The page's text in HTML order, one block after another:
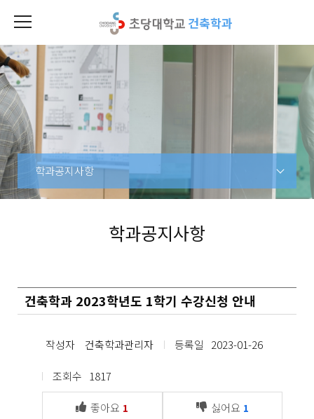
건축학과
학과공지사항
학과공지사항
건축학과 2023학년도 1학기 수강신청 안내
작성자 건축학과관리자 등록일 2023-01-26
조회수 1817
좋아요 1 싫어요 1